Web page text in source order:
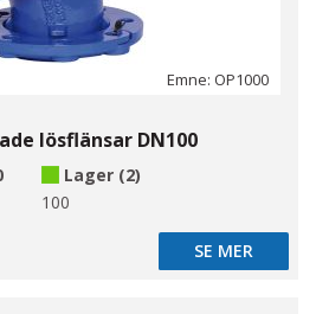
Emne: OP1000
lösflänsar DN100
Lager (2)
100
SE MER
SE MER